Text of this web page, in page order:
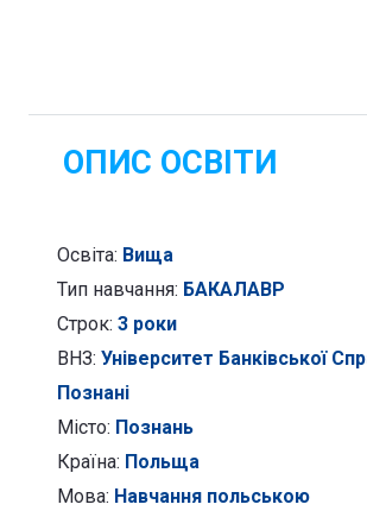
ОПИС ОСВІТИ
Освіта: Вища
Тип навчання: БАКАЛАВР
Строк: 3 роки
ВНЗ: Університет Банківської
Познані
Місто: Познань
Країна: Польща
Мова: Навчання польською